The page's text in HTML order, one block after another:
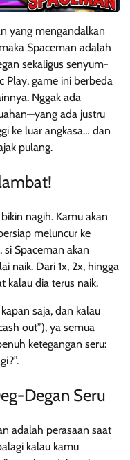
yang mengandalkan
Spaceman adalah
sekaligus senyum-
Play, game ini berbeda
Nggak ada
ada justru
ke luar angkasa… dan
pulang.
nagih. Kamu akan
meluncur ke
si Spaceman akan
naik. Dari 1x, 2x, hingga
kalau dia terus naik.
saja, dan kalau
out”), ya semua
ketegangan seru:
Degan Seru
adalah perasaan saat
kalau kamu